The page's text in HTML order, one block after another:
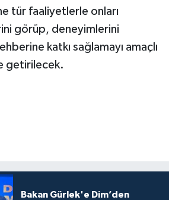
tür faaliyetlerle onları
görüp, deneyimlerini
katkı sağlamayı amaçlı
getirilecek.
Bakan Gürlek'e Dim’den